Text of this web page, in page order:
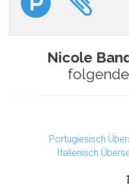
Nicole
Portugiesisch
Italienisch